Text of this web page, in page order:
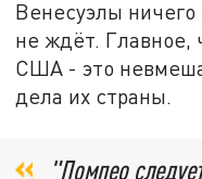
Венесуэлы
не ждёт. Главное,
США - это
дела их страны.
"Помпео